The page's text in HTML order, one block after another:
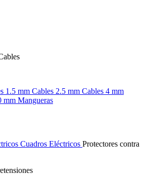
1.5 mm Cables 2.5 mm Cables 4 mm
mm Mangueras
Cuadros Eléctricos Protectores contra